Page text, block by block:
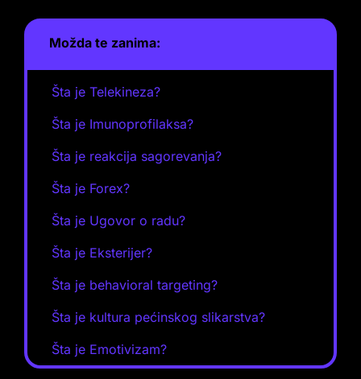
Možda te zanima:
Šta je Telekineza?
Šta je Imunoprofilaksa?
Šta je reakcija sagorevanja?
Šta je Forex?
Šta je Ugovor o radu?
Šta je Eksterijer?
Šta je behavioral targeting?
Šta je kultura pećinskog slikarstva?
Šta je Emotivizam?